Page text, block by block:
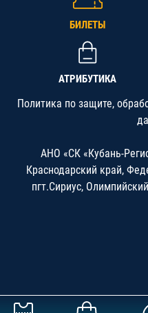
БИЛЕТЫ
АТРИБУТИКА
Политика по защите,
АНО «СК «Кубань-
Краснодарский край,
пгт.Сириус,